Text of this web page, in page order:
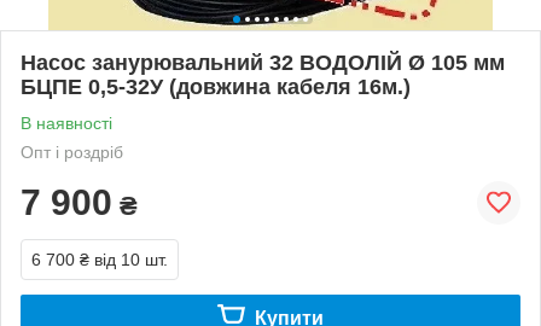
Насос занурювальний 32 ВОДОЛІЙ Ø 105 мм
БЦПЕ 0,5-32У (довжина кабеля 16м.)
В наявності
Опт і роздріб
7 900 ₴
6 700 ₴ від 10 шт.
Купити